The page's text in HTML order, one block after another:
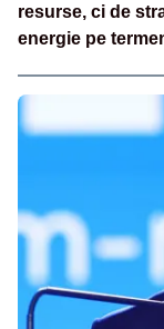
resurse, ci de
energie pe